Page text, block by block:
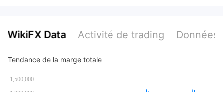
WikiFX Data Activité de trading Données
Tendance de la marge totale